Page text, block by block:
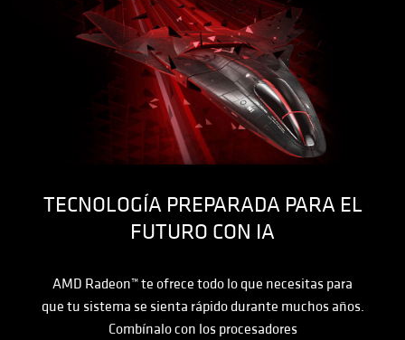
TECNOLOGÍA PREPARADA PARA EL
FUTURO CON IA
AMD Radeon™ te ofrece todo lo que necesitas para
que tu sistema se sienta rápido durante muchos años.
Combínalo con los procesadores